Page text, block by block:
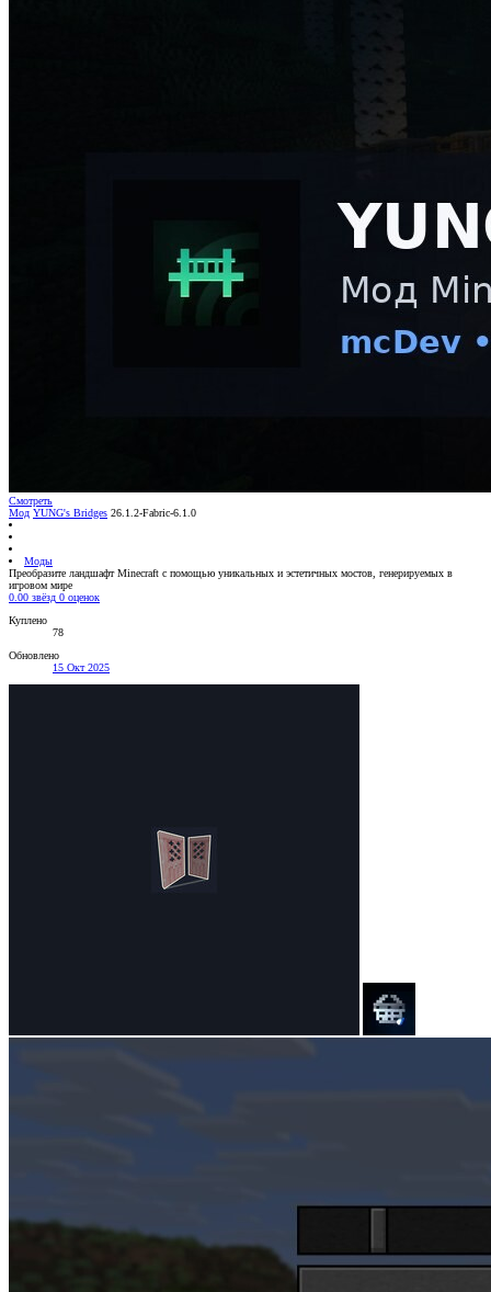
Смотреть
Мод YUNG's Bridges 26.1.2-Fabric-6.1.0
Моды
Преобразите ландшафт Minecraft с помощью уникальных и эстетичных мостов, генерируемых в
игровом мире
0.00 звёзд 0 оценок
Куплено
78
Обновлено
15 Окт 2025